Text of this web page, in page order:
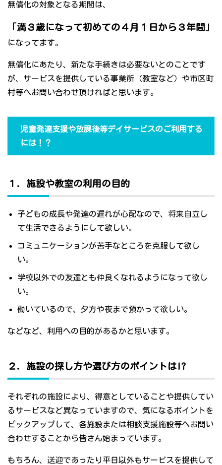
無償化の対象となる期間は、
「満３歳になって初めての４月１日から３年間」
になってます。
無償化にあたり、新たな手続きは必要ないとのことです
が、サービスを提供している事業所（教室など）や市区町
村等へお問い合わせ頂ければと思います。
児童発達支援や放課後等デイサービスのご利用する
には！？
１．施設や教室の利用の目的
子どもの成長や発達の遅れが心配なので、将来自立し
て生活できるようにして欲しい。
コミュニケーションが苦手なところを克服して欲し
い。
学校以外での友達とも仲良くなれるようになって欲し
い。
働いているので、夕方や夜まで預かって欲しい。
などなど、利用への目的があるかと思います。
２．施設の探し方や選び方のポイントは!?
それぞれの施設により、得意としていることや提供してい
るサービスなど異なっていますので、気になるポイントを
ピックアップして、各施設または相談支援施設等へお問い
合わせすることから皆さん始まっています。
もちろん、送迎であったり平日以外もサービスを提供して